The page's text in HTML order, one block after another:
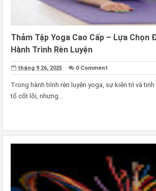
Thảm Tập Yoga Cao Cấp – Lựa Chọn
Hành Trình Rèn Luyện
tháng 9 26, 2025 0 Comment
Trong hành trình rèn luyện yoga, sự kiên trì và
tố cốt lõi, nhưng...